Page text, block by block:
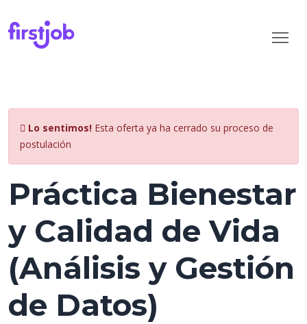
Lo sentimos! Esta oferta ya ha cerrado su proceso de
postulación
Práctica Bienestar
y Calidad de Vida
(Análisis y Gestión
de Datos)